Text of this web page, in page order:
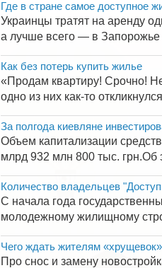
Где в стране самое доступное
Украинцы тратят на аренду
а лучше всего — в Запорожье
Как без потерь купить жилье
«Продам квартиру! Срочно!
одно из них как-то
За полгода киевляне
Объем капитализации
млрд 932 млн 800 тыс. грн.Об
Количество владельцев
С начала года
молодежному жилищному
Чего ждать жителям
Про снос и замену